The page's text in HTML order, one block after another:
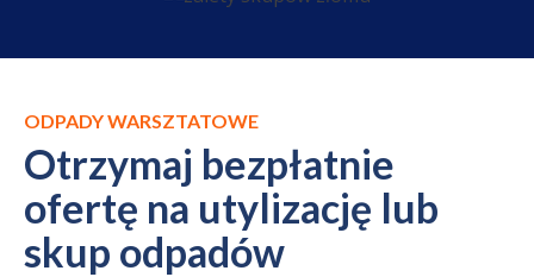
ODPADY WARSZTATOWE
Otrzymaj bezpłatnie
ofertę na utylizację lub
skup odpadów